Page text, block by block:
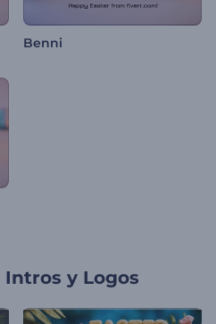
Benni
Intros y Logos